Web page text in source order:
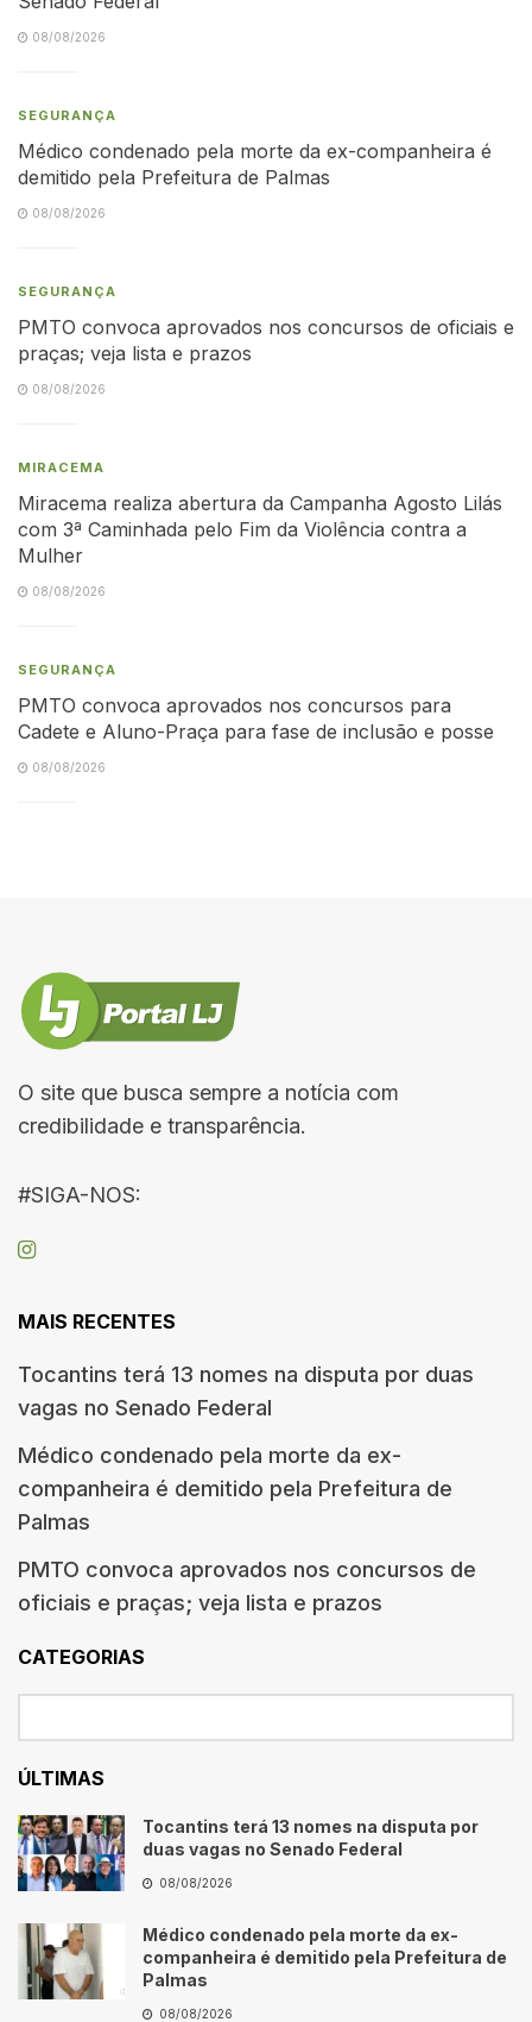
08/08/2026
SEGURANÇA
Médico condenado pela morte da ex-companheira é
demitido pela Prefeitura de Palmas
08/08/2026
SEGURANÇA
PMTO convoca aprovados nos concursos de oficiais e
praças; veja lista e prazos
08/08/2026
MIRACEMA
Miracema realiza abertura da Campanha Agosto Lilás
com 3ª Caminhada pelo Fim da Violência contra a
Mulher
08/08/2026
SEGURANÇA
PMTO convoca aprovados nos concursos para
Cadete e Aluno-Praça para fase de inclusão e posse
08/08/2026
O site que busca sempre a notícia com
credibilidade e transparência.
#SIGA-NOS:
MAIS RECENTES
Tocantins terá 13 nomes na disputa por duas
vagas no Senado Federal
Médico condenado pela morte da ex-
companheira é demitido pela Prefeitura de
Palmas
PMTO convoca aprovados nos concursos de
oficiais e praças; veja lista e prazos
CATEGORIAS
ÚLTIMAS
Tocantins terá 13 nomes na disputa por
duas vagas no Senado Federal
08/08/2026
Médico condenado pela morte da ex-
companheira é demitido pela Prefeitura de
Palmas
08/08/2026